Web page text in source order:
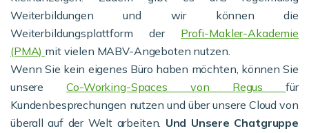
Weiterbildungen und wir können die
Weiterbildungsplattform der Profi-Makler-Akademie
(PMA) mit vielen MABV-Angeboten nutzen.
Wenn Sie kein eigenes Büro haben möchten, können Sie
unsereCo-Working-Spaces von Regusfür
Kundenbesprechungen nutzen und über unsere Cloud von
überall auf der Welt arbeiten. Und Unsere Chatgruppe